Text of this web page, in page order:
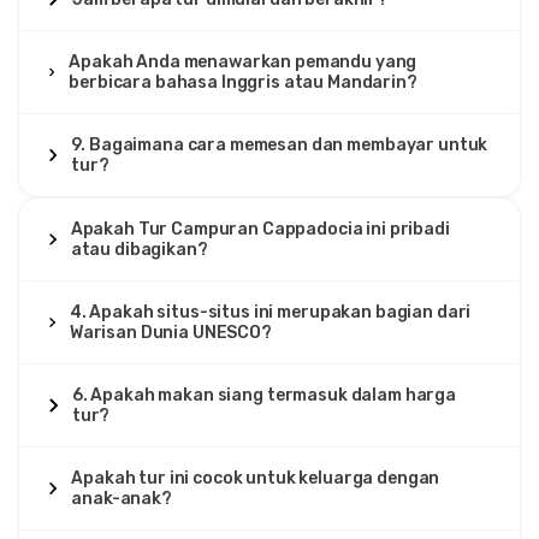
Apakah Anda menawarkan pemandu yang
berbicara bahasa Inggris atau Mandarin?
9. Bagaimana cara memesan dan membayar untuk
tur?
Apakah Tur Campuran Cappadocia ini pribadi
atau dibagikan?
4. Apakah situs-situs ini merupakan bagian dari
Warisan Dunia UNESCO?
6. Apakah makan siang termasuk dalam harga
tur?
Apakah tur ini cocok untuk keluarga dengan
anak-anak?